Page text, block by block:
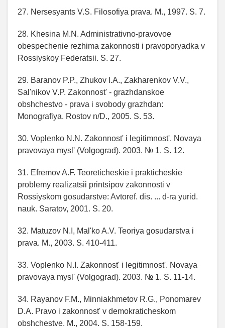
27. Nersesyants V.S. Filosofiya prava. M., 1997. S. 7.
28. Khesina M.N. Administrativno-pravovoe
obespechenie rezhima zakonnosti i pravoporyadka v
Rossiyskoy Federatsii. S. 27.
29. Baranov P.P., Zhukov I.A., Zakharenkov V.V.,
Sal'nikov V.P. Zakonnost' - grazhdanskoe
obshchestvo - prava i svobody grazhdan:
Monografiya. Rostov n/D., 2005. S. 53.
30. Voplenko N.N. Zakonnost' i legitimnost'. Novaya
pravovaya mysl' (Volgograd). 2003. № 1. S. 12.
31. Efremov A.F. Teoreticheskie i prakticheskie
problemy realizatsii printsipov zakonnosti v
Rossiyskom gosudarstve: Avtoref. dis. ... d-ra yurid.
nauk. Saratov, 2001. S. 20.
32. Matuzov N.I, Mal'ko A.V. Teoriya gosudarstva i
prava. M., 2003. S. 410-411.
33. Voplenko N.I. Zakonnost' i legitimnost'. Novaya
pravovaya mysl' (Volgograd). 2003. № 1. S. 11-14.
34. Rayanov F.M., Minniakhmetov R.G., Ponomarev
D.A. Pravo i zakonnost' v demokraticheskom
obshchestve. M., 2004. S. 158-159.